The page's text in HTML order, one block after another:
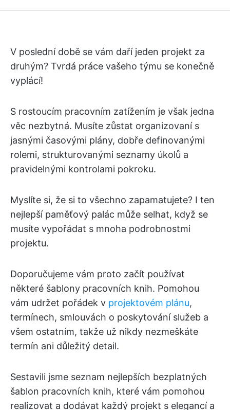
V poslední době se vám daří jeden projekt za
druhým? Tvrdá práce vašeho týmu se konečně
vyplácí!
S rostoucím pracovním zatížením je však jedna
věc nezbytná. Musíte zůstat organizovaní s
jasnými časovými plány, dobře definovanými
rolemi, strukturovanými seznamy úkolů a
pravidelnými kontrolami pokroku.
Myslíte si, že si to všechno zapamatujete? I ten
nejlepší paměťový palác může selhat, když se
musíte vypořádat s mnoha podrobnostmi
projektu.
Doporučujeme vám proto začít používat
některé šablony pracovních knih. Pomohou
vám udržet pořádek v projektovém plánu,
termínech, smlouvách o poskytování služeb a
všem ostatním, takže už nikdy nezmeškáte
termín ani důležitý detail.
Sestavili jsme seznam nejlepších bezplatných
šablon pracovních knih, které vám pomohou
realizovat a dodávat každý projekt s elegancí a